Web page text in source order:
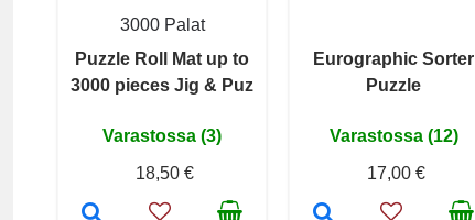
3000 Palat
Puzzle Roll Mat up to
3000 pieces Jig & Puz
Varastossa (3)
18,50 €
Eurographic Sorter
Puzzle
Varastossa (12)
17,00 €